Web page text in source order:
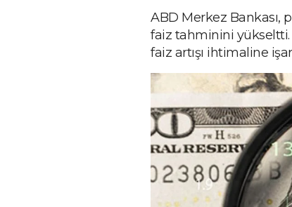
ABD Merkez Bankası,
faiz tahminini yükseltti.
faiz artışı ihtimaline